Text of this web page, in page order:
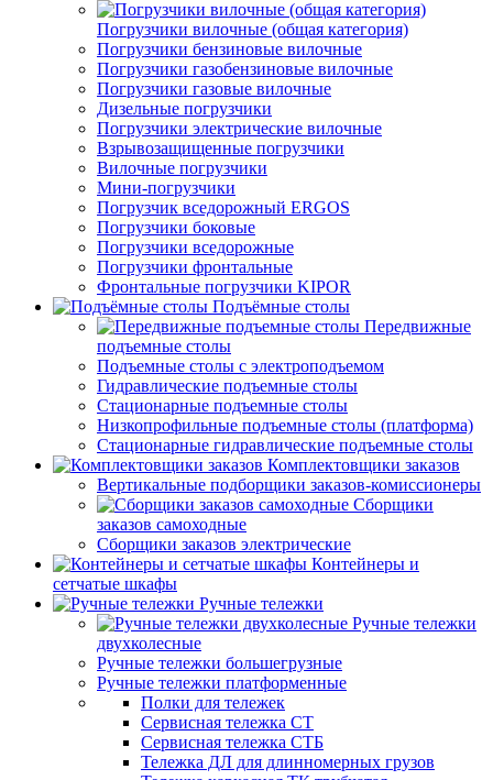
Погрузчики вилочные (общая категория)
Погрузчики бензиновые вилочные
Погрузчики газобензиновые вилочные
Погрузчики газовые вилочные
Дизельные погрузчики
Погрузчики электрические вилочные
Взрывозащищенные погрузчики
Вилочные погрузчики
Мини-погрузчики
Погрузчик вседорожный ERGOS
Погрузчики боковые
Погрузчики вседорожные
Погрузчики фронтальные
Фронтальные погрузчики KIPOR
Подъёмные столы
Передвижные
подъемные столы
Подъемные столы с электроподъемом
Гидравлические подъемные столы
Стационарные подъемные столы
Низкопрофильные подъемные столы (платформа)
Стационарные гидравлические подъемные столы
Комплектовщики заказов
Вертикальные подборщики заказов-комиссионеры
Сборщики
заказов самоходные
Сборщики заказов электрические
Контейнеры и
сетчатые шкафы
Ручные тележки
Ручные тележки
двухколесные
Ручные тележки большегрузные
Ручные тележки платформенные
Полки для тележек
Сервисная тележка СТ
Сервисная тележка СТБ
Тележка ДЛ для длинномерных грузов